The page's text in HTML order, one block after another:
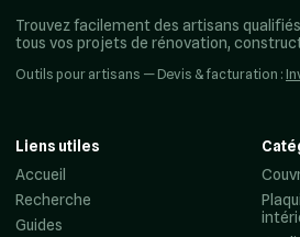
Trouvez facilement des artisans
tous vos projets de rénovation,
Outils pour artisans — Devis & facturation :
Liens utiles
Accueil
Recherche
Guides